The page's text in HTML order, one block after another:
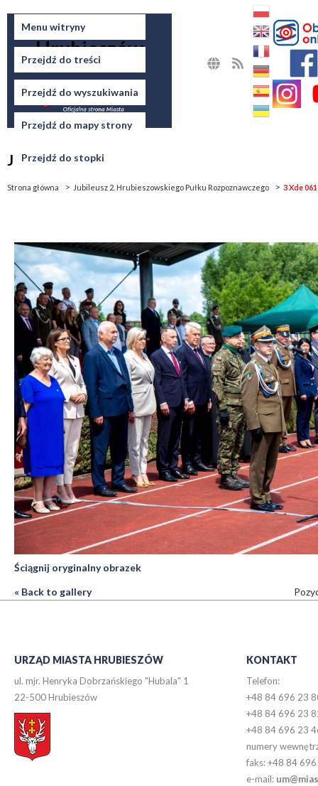
Menu witryny
Przejdź do treści
Przejdź do wyszukiwania
Przejdź do mapy strony
Przejdź do stopki
Miasto
Hrubieszów
Jesteś tutaj
Strona główna Jubileusz 2. Hrubieszowskiego Pułku Rozpoznawczego 3 Xde
Ściągnij oryginalny obrazek
« Back to gallery
URZĄD MIASTA HRUBIESZÓW
ul. mjr. Henryka Dobrzańskiego "Hubala" 1
22-500 Hrubieszów
KONTAKT
Telefon:
+48 84 696 23
+48 84 696 23
+48 84 696 23
numery
faks: +48 84
e-mail: